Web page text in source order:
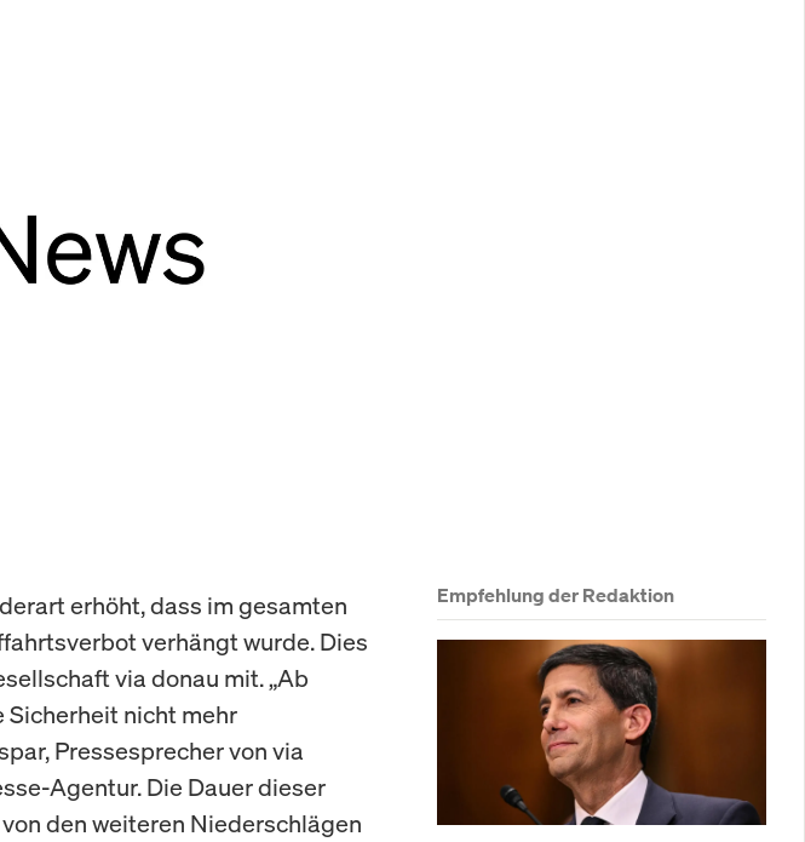
erhöht, dass im gesamten
verhängt wurde. Dies
via donau mit. „Ab
nicht mehr
Pressesprecher von via
Agentur. Die Dauer dieser
den weiteren Niederschlägen
Empfehlung der Redaktion